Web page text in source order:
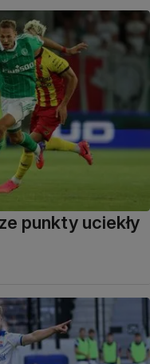
punkty uciekły